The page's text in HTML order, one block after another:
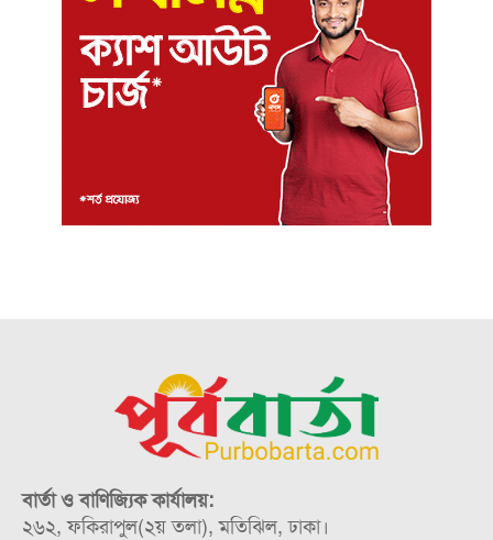
বার্তা ও বাণিজ্যিক কার্যালয়:
২৬২, ফকিরাপুল(২য় তলা), মতিঝিল, ঢাকা।